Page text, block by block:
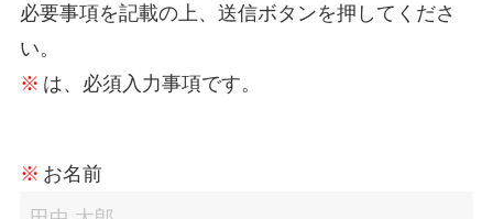
必要事項を記載の上、送信ボタンを押してくださ
い。
※ は、必須入力事項です。
※ お名前